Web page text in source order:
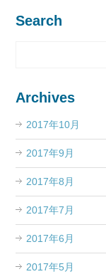
Search
Archives
2017年10月
2017年9月
2017年8月
2017年7月
2017年6月
2017年5月